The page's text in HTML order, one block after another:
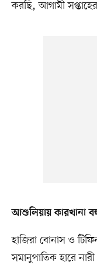
করছি, আগামী
আশুলিয়ায় কারখানা
হাজিরা বোনাস ও
সমানুপাতিক হারে